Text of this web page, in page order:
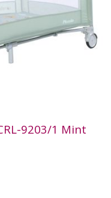
9203/1 Mint